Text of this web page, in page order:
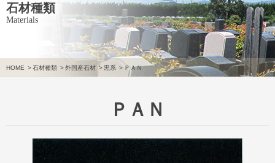
石材種類
Materials
HOME >石材種類 >外国産石材 >黒系 > ＰＡＮ
ＰＡＮ